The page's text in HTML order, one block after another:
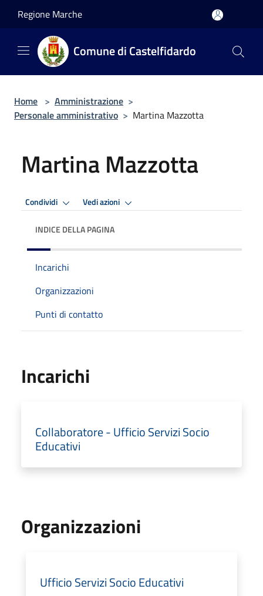
Regione Marche
Comune di Castelfidardo
Home > Amministrazione >
Personale amministrativo > Martina Mazzotta
Martina Mazzotta
Condividi Vedi azioni
INDICE DELLA PAGINA
Incarichi
Organizzazioni
Punti di contatto
Incarichi
Collaboratore - Ufficio Servizi Socio
Educativi
Organizzazioni
Ufficio Servizi Socio Educativi